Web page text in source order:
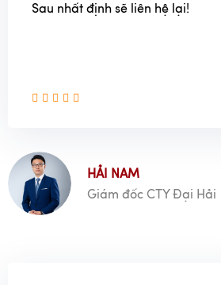
Sau nhất định sẽ liên hệ lại!
HẢI NAM
Giám đốc CTY Đại Hải